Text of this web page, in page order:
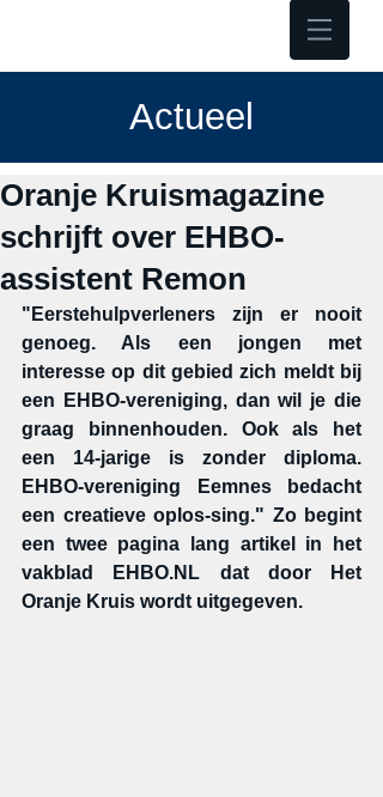
Actueel
Oranje Kruismagazine
schrijft over EHBO-
assistent Remon
"Eerstehulpverleners zijn er nooit
genoeg. Als een jongen met
interesse op dit gebied zich meldt bij
een EHBO-vereniging, dan wil je die
graag binnenhouden. Ook als het
een 14-jarige is zonder diploma.
EHBO-vereniging Eemnes bedacht
een creatieve oplos-sing." Zo begint
een twee pagina lang artikel in het
vakblad EHBO.NL dat door Het
Oranje Kruis wordt uitgegeven.